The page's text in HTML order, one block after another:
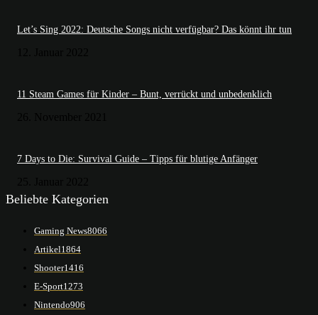
Let’s Sing 2022: Deutsche Songs nicht verfügbar? Das könnt ihr tun
11 Steam Games für Kinder – Bunt, verrückt und unbedenklich
7 Days to Die: Survival Guide – Tipps für blutige Anfänger
Beliebte Kategorien
Gaming News8066
Artikel1864
Shooter1416
E-Sport1273
Nintendo906